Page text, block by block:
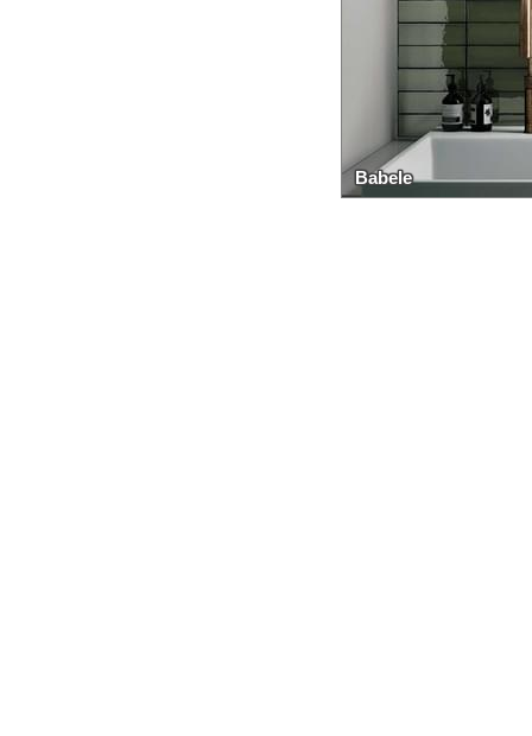
Babele